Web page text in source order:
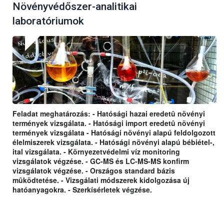
Növényvédőszer-analitikai
laboratóriumok
Feladat meghatározás: - Hatósági hazai eredetû növényi
termények vizsgálata. - Hatósági import eredetû növényi
termények vizsgálata - Hatósági növényi alapú feldolgozott
élelmiszerek vizsgálata. - Hatósági növényi alapú bébiétel-,
ital vizsgálata. - Környezetvédelmi víz monitoring
vizsgálatok végzése. - GC-MS és LC-MS-MS konfirm
vizsgálatok végzése. - Országos standard bázis
mûködtetése. - Vizsgálati módszerek kidolgozása új
hatóanyagokra. - Szerkísérletek végzése.